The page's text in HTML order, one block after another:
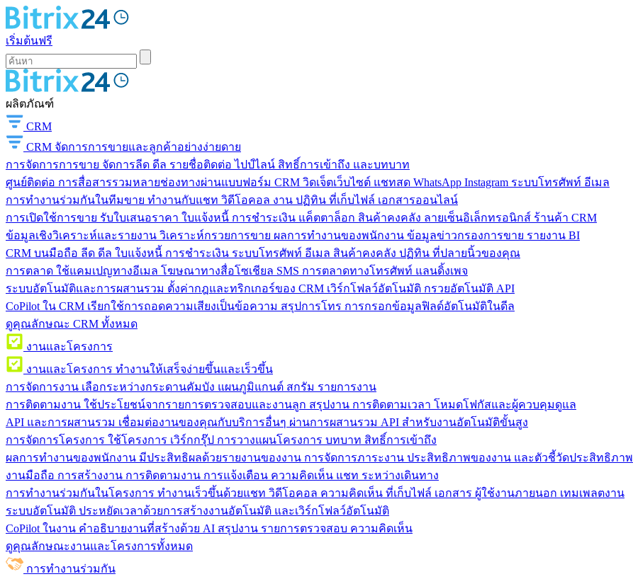
เริ่มต้นฟรี
ผลิตภัณฑ์
CRM
CRM จัดการการขายและลูกค้าอย่างง่ายดาย
การจัดการการขาย จัดการลีด ดีล รายชื่อติดต่อ ไปป์ไลน์ สิทธิ์การเข้าถึง และบทบาท
ศูนย์ติดต่อ การสื่อสารรวมหลายช่องทางผ่านแบบฟอร์ม CRM วิดเจ็ตเว็บไซต์ แชทสด WhatsApp Instagram ระบบโทรศัพท์ อีเมล
การทำงานร่วมกันในทีมขาย ทำงานกับแชท วิดีโอคอล งาน ปฏิทิน ที่เก็บไฟล์ เอกสารออนไลน์
การเปิดใช้การขาย รับใบเสนอราคา ใบแจ้งหนี้ การชำระเงิน แค็ตตาล็อก สินค้าคงคลัง ลายเซ็นอิเล็กทรอนิกส์ ร้านค้า CRM
ข้อมูลเชิงวิเคราะห์และรายงาน วิเคราะห์กรวยการขาย ผลการทำงานของพนักงาน ข้อมูลข่าวกรองการขาย รายงาน BI
CRM บนมือถือ ลีด ดีล ใบแจ้งหนี้ การชำระเงิน ระบบโทรศัพท์ อีเมล สินค้าคงคลัง ปฏิทิน ที่ปลายนิ้วของคุณ
การตลาด ใช้แคมเปญทางอีเมล โฆษณาทางสื่อโซเชียล SMS การตลาดทางโทรศัพท์ แลนดิ้งเพจ
ระบบอัตโนมัติและการผสานรวม ตั้งค่ากฎและทริกเกอร์ของ CRM เวิร์กโฟลว์อัตโนมัติ กรวยอัตโนมัติ API
CoPilot ใน CRM เรียกใช้การถอดความเสียงเป็นข้อความ สรุปการโทร การกรอกข้อมูลฟิลด์อัตโนมัติในดีล
ดูคุณลักษณะ CRM ทั้งหมด
งานและโครงการ
งานและโครงการ ทำงานให้เสร็จง่ายขึ้นและเร็วขึ้น
การจัดการงาน เลือกระหว่างกระดานคัมบัง แผนภูมิแกนต์ สกรัม รายการงาน
การติดตามงาน ใช้ประโยชน์จากรายการตรวจสอบและงานลูก สรุปงาน การติดตามเวลา โหมดโฟกัสและผู้ควบคุมดูแล
API และการผสานรวม เชื่อมต่องานของคุณกับบริการอื่นๆ ผ่านการผสานรวม API สำหรับงานอัตโนมัติขั้นสูง
การจัดการโครงการ ใช้โครงการ เวิร์กกรุ๊ป การวางแผนโครงการ บทบาท สิทธิ์การเข้าถึง
ผลการทำงานของพนักงาน มีประสิทธิผลด้วยรายงานของงาน การจัดการภาระงาน ประสิทธิภาพของงาน และตัวชี้วัดประสิทธิภาพ
งานมือถือ การสร้างงาน การติดตามงาน การแจ้งเตือน ความคิดเห็น แชท ระหว่างเดินทาง
การทำงานร่วมกันในโครงการ ทํางานเร็วขึ้นด้วยแชท วิดีโอคอล ความคิดเห็น ที่เก็บไฟล์ เอกสาร ผู้ใช้งานภายนอก เทมเพลตงาน
ระบบอัตโนมัติ ประหยัดเวลาด้วยการสร้างงานอัตโนมัติ และเวิร์กโฟลว์อัตโนมัติ
CoPilot ในงาน คำอธิบายงานที่สร้างด้วย AI สรุปงาน รายการตรวจสอบ ความคิดเห็น
ดูคุณลักษณะงานและโครงการทั้งหมด
การทำงานร่วมกัน